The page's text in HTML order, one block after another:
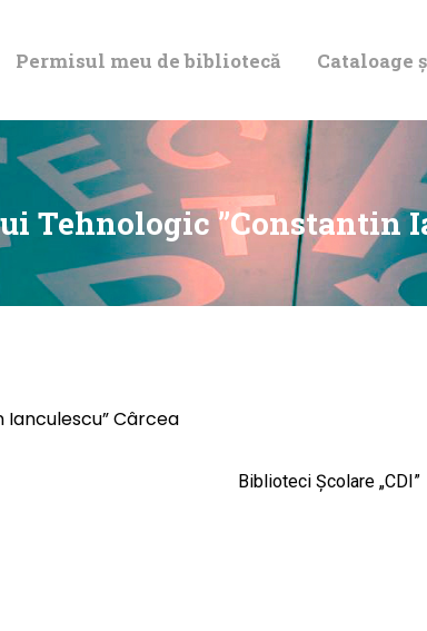
Permisul meu de bibliotecă Cataloage
Tehnologic ”Constantin
DE BIBLIOTECĂ
CATALOAGE ȘI
COLECȚII
Ianculescu” Cârcea
Biblioteci Școlare „CDI”